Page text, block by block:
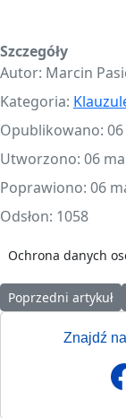
Szczegóły
Autor: Marcin
Kategoria:
Opublikowano:
Utworzono: 06
Poprawiono: 06
Odsłon: 1058
Ochrona danych
Poprzedni artykuł:
Poprzedni artykuł
Znajdź